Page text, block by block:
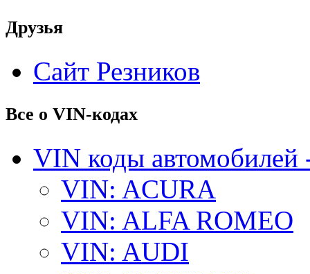
Друзья
Сайт Резников
Все о VIN-кодах
VIN коды автомобилей
VIN: ACURA
VIN: ALFA ROMEO
VIN: AUDI